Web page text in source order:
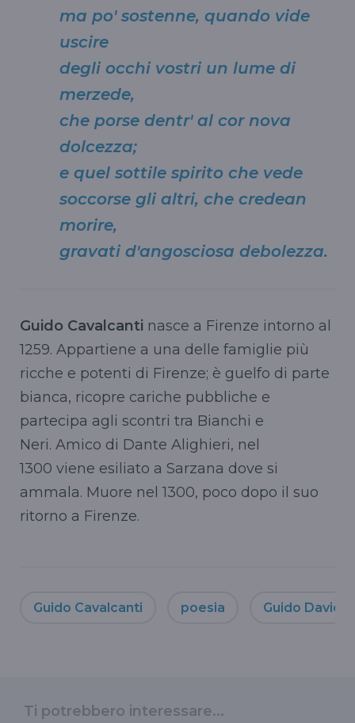
ma po' sostenne, quando vide
uscire
degli occhi vostri un lume di
merzede,
che porse dentr' al cor nova
dolcezza;
e quel sottile spirito che vede
soccorse gli altri, che credean
morire,
gravati d'angosciosa debolezza.
Guido Cavalcanti nasce a Firenze intorno al
1259. Appartiene a una delle famiglie più
ricche e potenti di Firenze; è guelfo di parte
bianca, ricopre cariche pubbliche e
partecipa agli scontri tra Bianchi e
Neri. Amico di Dante Alighieri, nel
1300 viene esiliato a Sarzana dove si
ammala. Muore nel 1300, poco dopo il suo
ritorno a Firenze.
Guido Cavalcanti poesia Guido Davico
Ti potrebbero interessare...